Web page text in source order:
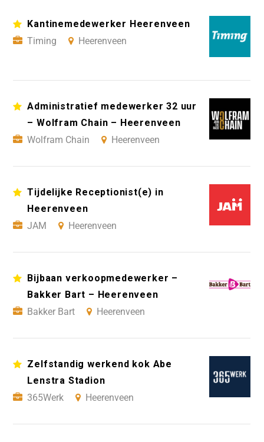
Kantinemedewerker Heerenveen
Timing
Heerenveen
Administratief medewerker 32 uur
– Wolfram Chain – Heerenveen
Wolfram Chain
Heerenveen
Tijdelijke Receptionist(e) in
Heerenveen
JAM
Heerenveen
Bijbaan verkoopmedewerker –
Bakker Bart – Heerenveen
Bakker Bart
Heerenveen
Zelfstandig werkend kok Abe
Lenstra Stadion
365Werk
Heerenveen